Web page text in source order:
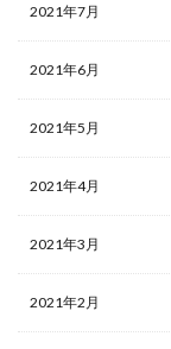
2021年7月
2021年6月
2021年5月
2021年4月
2021年3月
2021年2月